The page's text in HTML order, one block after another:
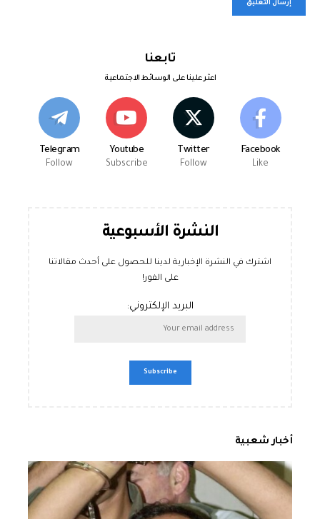
تابعنا
اعثر علينا على الوسائط الاجتماعية
Facebook
Like
Twitter
Follow
Youtube
Subscribe
Telegram
Follow
النشرة الأسبوعية
اشترك في النشرة الإخبارية لدينا للحصول على أحدث مقالاتنا
على الفور!
البريد الإلكتروني:
أخبار شعبية